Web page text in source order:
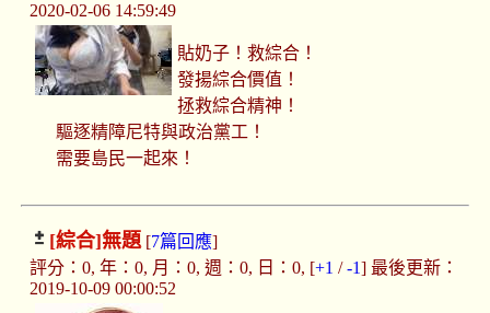
2020-02-06 14:59:49
貼奶子！救綜合！
發揚綜合價值！
拯救綜合精神！
驅逐精障尼特與政治黨工！
需要島民一起來！
[綜合]無題[7篇回應]
評分：0, 年：0, 月：0, 週：0, 日：0, [+1 /-1] 最後更新：
2019-10-09 00:00:52